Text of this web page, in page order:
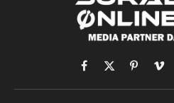
Facebook
X
(Twitter)
Pinterest